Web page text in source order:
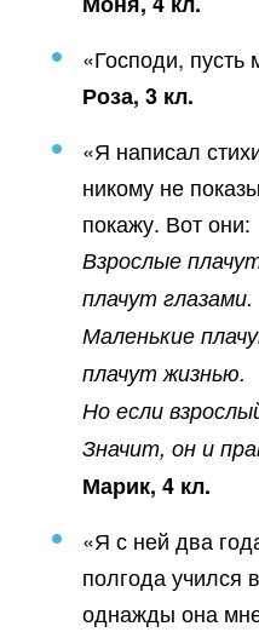
«Господи, пусть
Роза, 3 кл.
«Я написал
никому не
покажу. Вот они:
Взрослые
плачут глазами.
Маленькие
плачут жизнью.
Но если
Значит, он и
Марик, 4 кл.
«Я с ней два
полгода учился
однажды она